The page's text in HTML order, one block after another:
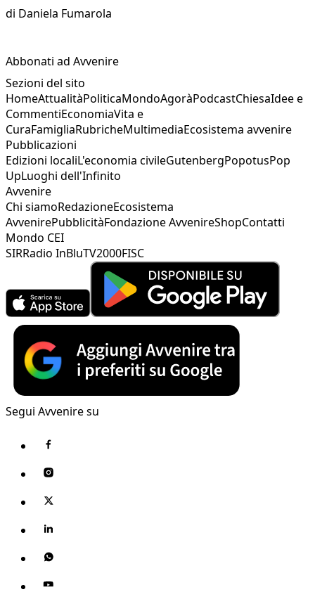
di Daniela Fumarola
Abbonati ad Avvenire
Sezioni del sito
HomeAttualitàPoliticaMondoAgoràPodcastChiesaIdee e
CommentiEconomiaVita e
CuraFamigliaRubricheMultimediaEcosistema avvenire
Pubblicazioni
Edizioni localiL'economia civileGutenbergPopotusPop
UpLuoghi dell'Infinito
Avvenire
Chi siamoRedazioneEcosistema
AvvenirePubblicitàFondazione AvvenireShopContatti
Mondo CEI
SIRRadio InBluTV2000FISC
Segui Avvenire su